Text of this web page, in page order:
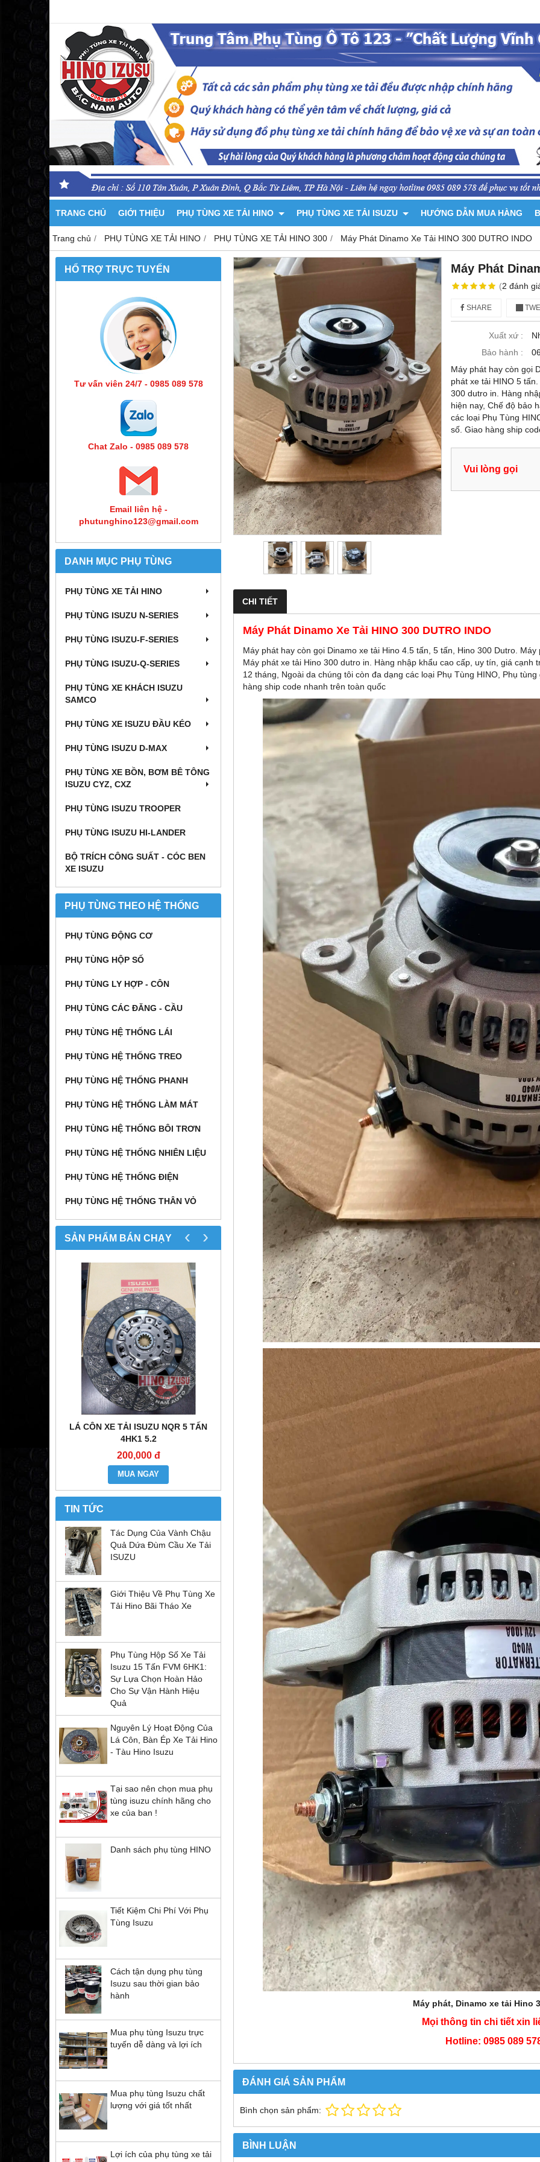
TRANG CHỦ GIỚI THIỆU PHỤ TÙNG XE TẢI HINO PHỤ TÙNG XE TẢI ISUZU HƯỚNG DẪN MUA HÀNG
Trang chủ PHỤ TÙNG XE TẢI HINO PHỤ TÙNG XE TẢI HINO 300 Máy Phát Dinamo Xe Tải HINO 300 DUTRO INDO
HỔ TRỢ TRỰC TUYẾN
Tư vấn viên 24/7 - 0985 089 578
Chat Zalo - 0985 089 578
Email liên hệ -
phutunghino123@gmail.com
DANH MỤC PHỤ TÙNG
PHỤ TÙNG XE TẢI HINO
PHỤ TÙNG ISUZU N-SERIES
PHỤ TÙNG ISUZU-F-SERIES
PHỤ TÙNG ISUZU-Q-SERIES
PHỤ TÙNG XE KHÁCH ISUZU
SAMCO
PHỤ TÙNG XE ISUZU ĐẦU KÉO
PHỤ TÙNG ISUZU D-MAX
PHỤ TÙNG XE BỒN, BƠM BÊ TÔNG
ISUZU CYZ, CXZ
PHỤ TÙNG ISUZU TROOPER
PHỤ TÙNG ISUZU HI-LANDER
BỘ TRÍCH CÔNG SUẤT - CÓC BEN
XE ISUZU
PHỤ TÙNG THEO HỆ THỐNG
PHỤ TÙNG ĐỘNG CƠ
PHỤ TÙNG HỘP SỐ
PHỤ TÙNG LY HỢP - CÔN
PHỤ TÙNG CÁC ĐĂNG - CẦU
PHỤ TÙNG HỆ THỐNG LÁI
PHỤ TÙNG HỆ THỐNG TREO
PHỤ TÙNG HỆ THỐNG PHANH
PHỤ TÙNG HỆ THỐNG LÀM MÁT
PHỤ TÙNG HỆ THỐNG BÔI TRƠN
PHỤ TÙNG HỆ THỐNG NHIÊN LIỆU
PHỤ TÙNG HỆ THỐNG ĐIỆN
PHỤ TÙNG HỆ THỐNG THÂN VỎ
SẢN PHẨM BÁN CHẠY
LÁ CÔN XE TẢI ISUZU NQR 5 TẤN
4HK1 5.2
200,000 đ
MUA NGAY
MÔ TƠ COMPA LÊN XUỐNG KÍNH XE
TẢI HINO 500
CẦN GẠT MƯA XE TẢI HINO 500 8
TẤN 15 TẤN 500 FG FL
MUA NGAY
‹ ›
TIN TỨC
Tác Dụng Của Vành Chậu
Quả Dứa Đùm Cầu Xe Tải
ISUZU
Giới Thiệu Về Phụ Tùng Xe
Tải Hino Bãi Tháo Xe
Phụ Tùng Hộp Số Xe Tải
Isuzu 15 Tấn FVM 6HK1:
Sự Lựa Chọn Hoàn Hảo
Cho Sự Vận Hành Hiệu
Quả
Nguyên Lý Hoạt Động Của
Lá Côn, Bàn Ép Xe Tải Hino
- Tàu Hino Isuzu
Tại sao nên chọn mua phụ
tùng isuzu chính hãng cho
xe của ban !
Danh sách phụ tùng HINO
Tiết Kiệm Chi Phí Với Phụ
Tùng Isuzu
Cách tận dụng phụ tùng
Isuzu sau thời gian bảo
hành
Mua phụ tùng Isuzu trực
tuyến dễ dàng và lợi ích
Mua phụ tùng Isuzu chất
lượng với giá tốt nhất
Lợi ích của phụ tùng xe tải
Máy Phát
(2 đánh
SHARE
Xuất xứ :
Bảo hành :
Máy phát hay còn gọi
phát xe tải HINO 5
300 dutro in. Hàng
hiện nay, Chế độ bảo
các loại Phụ Tùng
số. Giao hàng ship
Vui lòng gọi
CHI TIẾT
Máy Phát Dinamo Xe Tải HINO 300 DUTRO INDO
Máy phát hay còn gọi Dinamo xe tải Hino 4.5 tấn, 5 tấn, Hino 300 Dutro.
Máy phát xe tải Hino 300 dutro in. Hàng nhập khẩu cao cấp, uy tín, giá
12 tháng, Ngoài da chúng tôi còn đa dạng các loại Phụ Tùng HINO, Phụ
hàng ship code nhanh trên toàn quốc
Máy phát, Dinamo xe tải Hino
Mọi thông tin chi tiết xin
Hotline: 0985 089
ĐÁNH GIÁ SẢN PHẨM
Bình chọn sản phẩm:
BÌNH LUẬN